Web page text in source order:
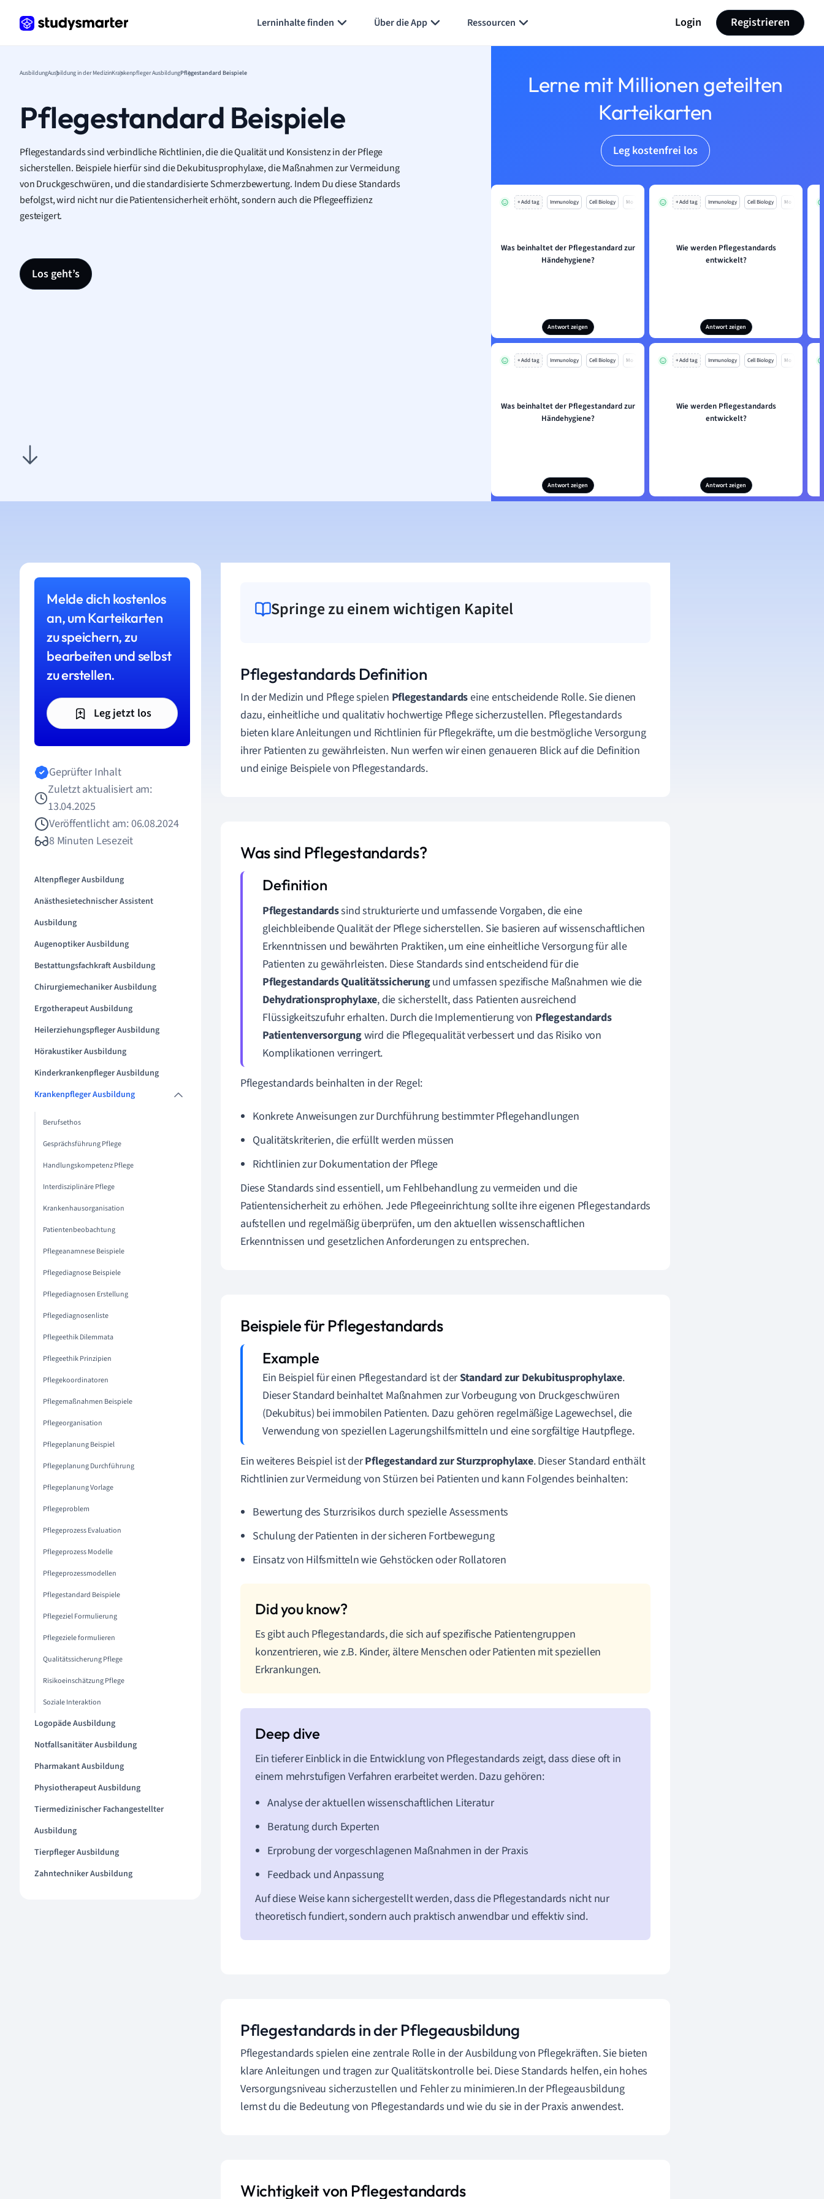
Lerninhalte finden Über die App Ressourcen Login Registrieren
AusbildungAusbildung in der MedizinKrankenpfleger AusbildungPflegestandard Beispiele
Pflegestandard Beispiele
Pflegestandards sind verbindliche Richtlinien, die die Qualität und Konsistenz in der Pflege
sicherstellen. Beispiele hierfür sind die Dekubitusprophylaxe, die Maßnahmen zur Vermeidung
von Druckgeschwüren, und die standardisierte Schmerzbewertung. Indem Du diese Standards
befolgst, wird nicht nur die Patientensicherheit erhöht, sondern auch die Pflegeeffizienz
gesteigert.
Los geht’s
Lerne mit Millionen geteilten
Karteikarten
Leg kostenfrei los
+ Add tag Immunology Cell Biology Mo
Was beinhaltet der Pflegestandard zur
Händehygiene?
Antwort zeigen
+ Add tag Immunology Cell Biology Mo
Wie werden Pflegestandards
entwickelt?
Antwort zeigen
+ Add tag Immunology Cell Biology Mo
Was beinhaltet der Pflegestandard zur
Händehygiene?
Antwort zeigen
+ Add tag Immunology Cell Biology Mo
Wie werden Pflegestandards
entwickelt?
Antwort zeigen
Melde dich kostenlos
an, um Karteikarten
zu speichern, zu
bearbeiten und selbst
zu erstellen.
Leg jetzt los
Geprüfter Inhalt
Zuletzt aktualisiert am:
13.04.2025
Veröffentlicht am: 06.08.2024
8 Minuten Lesezeit
Altenpfleger Ausbildung
Anästhesietechnischer Assistent
Ausbildung
Augenoptiker Ausbildung
Bestattungsfachkraft Ausbildung
Chirurgiemechaniker Ausbildung
Ergotherapeut Ausbildung
Heilerziehungspfleger Ausbildung
Hörakustiker Ausbildung
Kinderkrankenpfleger Ausbildung
Krankenpfleger Ausbildung
Berufsethos
Gesprächsführung Pflege
Handlungskompetenz Pflege
Interdisziplinäre Pflege
Krankenhausorganisation
Patientenbeobachtung
Pflegeanamnese Beispiele
Pflegediagnose Beispiele
Pflegediagnosen Erstellung
Pflegediagnosenliste
Pflegeethik Dilemmata
Pflegeethik Prinzipien
Pflegekoordinatoren
Pflegemaßnahmen Beispiele
Pflegeorganisation
Pflegeplanung Beispiel
Pflegeplanung Durchführung
Pflegeplanung Vorlage
Pflegeproblem
Pflegeprozess Evaluation
Pflegeprozess Modelle
Pflegeprozessmodellen
Pflegestandard Beispiele
Pflegeziel Formulierung
Pflegeziele formulieren
Qualitätssicherung Pflege
Risikoeinschätzung Pflege
Soziale Interaktion
Logopäde Ausbildung
Notfallsanitäter Ausbildung
Pharmakant Ausbildung
Physiotherapeut Ausbildung
Tiermedizinischer Fachangestellter
Ausbildung
Tierpfleger Ausbildung
Zahntechniker Ausbildung
Springe zu einem wichtigen Kapitel
Pflegestandards Definition
In der Medizin und Pflege spielen Pflegestandardseine entscheidende Rolle. Sie dienen
dazu, einheitliche und qualitativ hochwertige Pflege sicherzustellen. Pflegestandards
bieten klare Anleitungen und Richtlinien für Pflegekräfte, um die bestmögliche Versorgung
ihrer Patienten zu gewährleisten. Nun werfen wir einen genaueren Blick auf die Definition
und einige Beispiele von Pflegestandards.
Was sind Pflegestandards?
Pflegestandardssind strukturierte und umfassende Vorgaben, die eine
gleichbleibende Qualität der Pflege sicherstellen. Sie basieren auf wissenschaftlichen
Erkenntnissen und bewährten Praktiken, um eine einheitliche Versorgung für alle
Patienten zu gewährleisten. Diese Standards sind entscheidend für die
Pflegestandards Qualitätssicherungund umfassen spezifische Maßnahmen wie die
Dehydrationsprophylaxe, die sicherstellt, dass Patienten ausreichend
Flüssigkeitszufuhr erhalten. Durch die Implementierung von Pflegestandards
Patientenversorgungwird die Pflegequalität verbessert und das Risiko von
Komplikationen verringert.
Pflegestandards beinhalten in der Regel:
Konkrete Anweisungen zur Durchführung bestimmter Pflegehandlungen
Qualitätskriterien, die erfüllt werden müssen
Richtlinien zur Dokumentation der Pflege
Diese Standards sind essentiell, um Fehlbehandlung zu vermeiden und die
Patientensicherheit zu erhöhen. Jede Pflegeeinrichtung sollte ihre eigenen Pflegestandards
aufstellen und regelmäßig überprüfen, um den aktuellen wissenschaftlichen
Erkenntnissen und gesetzlichen Anforderungen zu entsprechen.
Beispiele für Pflegestandards
Ein Beispiel für einen Pflegestandard ist derStandard zur Dekubitusprophylaxe.
Dieser Standard beinhaltet Maßnahmen zur Vorbeugung von Druckgeschwüren
(Dekubitus) bei immobilen Patienten. Dazu gehören regelmäßige Lagewechsel, die
Verwendung von speziellen Lagerungshilfsmitteln und eine sorgfältige Hautpflege.
Ein weiteres Beispiel ist derPflegestandard zur Sturzprophylaxe. Dieser Standard enthält
Richtlinien zur Vermeidung von Stürzen bei Patienten und kann Folgendes beinhalten:
Bewertung des Sturzrisikos durch spezielle Assessments
Schulung der Patienten in der sicheren Fortbewegung
Einsatz von Hilfsmitteln wie Gehstöcken oder Rollatoren
Es gibt auch Pflegestandards, die sich auf spezifische Patientengruppen
konzentrieren, wie z.B. Kinder, ältere Menschen oder Patienten mit speziellen
Erkrankungen.
Ein tieferer Einblick in die Entwicklung von Pflegestandards zeigt, dass diese oft in
einem mehrstufigen Verfahren erarbeitet werden. Dazu gehören:
Analyse der aktuellen wissenschaftlichen Literatur
Beratung durch Experten
Erprobung der vorgeschlagenen Maßnahmen in der Praxis
Feedback und Anpassung
Auf diese Weise kann sichergestellt werden, dass die Pflegestandards nicht nur
theoretisch fundiert, sondern auch praktisch anwendbar und effektiv sind.
Pflegestandards in der Pflegeausbildung
Pflegestandards spielen eine zentrale Rolle in der Ausbildung von Pflegekräften. Sie bieten
klare Anleitungen und tragen zur Qualitätskontrolle bei. Diese Standards helfen, ein hohes
Versorgungsniveau sicherzustellen und Fehler zu minimieren.In der Pflegeausbildung
lernst du die Bedeutung von Pflegestandards und wie du sie in der Praxis anwendest.
Wichtigkeit von Pflegestandards